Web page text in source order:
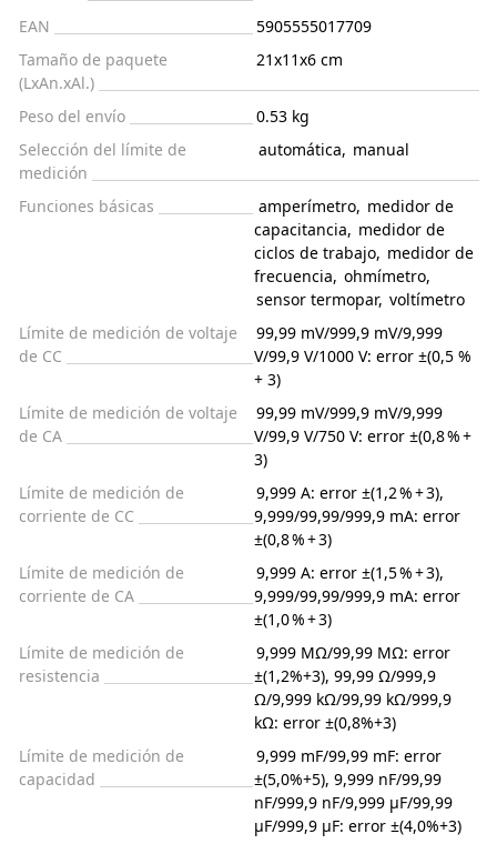
EAN
5905555017709
Tamaño de paquete
(LxAn.xAl.)
21x11x6 cm
Peso del envío
0.53 kg
Selección del límite de
medición
automática, manual
Funciones básicas amperímetro, medidor de
capacitancia, medidor de
ciclos de trabajo, medidor de
frecuencia, ohmímetro,
sensor termopar, voltímetro
Límite de medición de voltaje
de CC
99,99 mV/999,9 mV/9,999
V/99,9 V/1000 V: error ±(0,5 %
+ 3)
Límite de medición de voltaje
de CA
99,99 mV/999,9 mV/9,999
V/99,9 V/750 V: error ±(0,8 % +
3)
Límite de medición de
corriente de CC
9,999 A: error ±(1,2 % + 3),
9,999/99,99/999,9 mA: error
±(0,8 % + 3)
Límite de medición de
corriente de CA
9,999 A: error ±(1,5 % + 3),
9,999/99,99/999,9 mA: error
±(1,0 % + 3)
Límite de medición de
resistencia
9,999 MΩ/99,99 MΩ: error
±(1,2%+3), 99,99 Ω/999,9
Ω/9,999 kΩ/99,99 kΩ/999,9
kΩ: error ±(0,8%+3)
Límite de medición de
capacidad
9,999 mF/99,99 mF: error
±(5,0%+5), 9,999 nF/99,99
nF/999,9 nF/9,999 µF/99,99
µF/999,9 µF: error ±(4,0%+3)